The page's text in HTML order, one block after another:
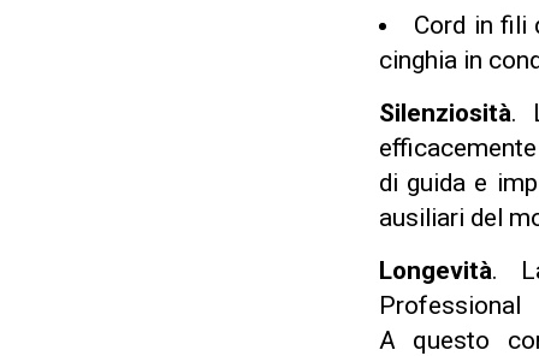
Cord in fili
cinghia in
Silenziosità.
di guida e
ausiliari del
Longevità.
A questo